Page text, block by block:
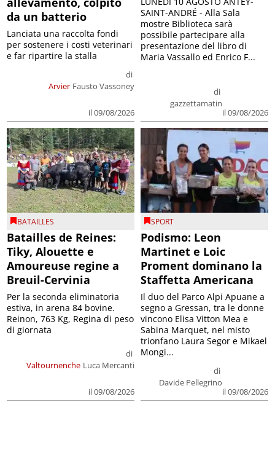
da un batterio
Arvier
di
Fausto Vassoney
il 09/08/2026
Lanciata una raccolta fondi
per sostenere i costi veterinari
e far ripartire la stalla
di
gazzettamatin
il 09/08/2026
SAINT-ANDRÉ - Alla Sala
mostre Biblioteca sarà
possibile partecipare alla
presentazione del libro di
Maria Vassallo ed Enrico F...
BATAILLES
Batailles de Reines:
Tiky, Alouette e
Amoureuse regine a
Breuil-Cervinia
Valtournenche
di
Luca Mercanti
il 09/08/2026
Per la seconda eliminatoria
estiva, in arena 84 bovine.
Reinon, 763 Kg, Regina di peso
di giornata
SPORT
Podismo: Leon
Martinet e Loic
Proment dominano la
Staffetta Americana
di
Davide Pellegrino
il 09/08/2026
Il duo del Parco Alpi Apuane a
segno a Gressan, tra le donne
vincono Elisa Vitton Mea e
Sabina Marquet, nel misto
trionfano Laura Segor e Mikael
Mongi...